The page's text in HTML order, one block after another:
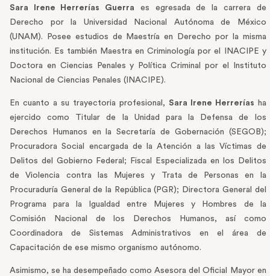
Sara Irene Herrerías Guerra es egresada de la carrera de
Derecho por la Universidad Nacional Autónoma de México
(UNAM). Posee estudios de Maestría en Derecho por la misma
institución. Es también Maestra en Criminología por el INACIPE y
Doctora en Ciencias Penales y Política Criminal por el Instituto
Nacional de Ciencias Penales (INACIPE).
En cuanto a su trayectoria profesional, Sara Irene Herrerías ha
ejercido como Titular de la Unidad para la Defensa de los
Derechos Humanos en la Secretaría de Gobernación (SEGOB);
Procuradora Social encargada de la Atención a las Víctimas de
Delitos del Gobierno Federal; Fiscal Especializada en los Delitos
de Violencia contra las Mujeres y Trata de Personas en la
Procuraduría General de la República (PGR); Directora General del
Programa para la Igualdad entre Mujeres y Hombres de la
Comisión Nacional de los Derechos Humanos, así como
Coordinadora de Sistemas Administrativos en el área de
Capacitación de ese mismo organismo autónomo.
Asimismo, se ha desempeñado como Asesora del Oficial Mayor en